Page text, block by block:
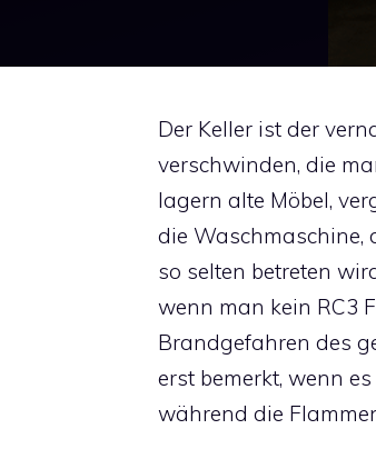
Der Keller ist der
verschwinden, die
lagern alte Möbel,
die Waschmaschine,
so selten betreten
wenn man kein RC3
Brandgefahren des
erst bemerkt, wenn
während die